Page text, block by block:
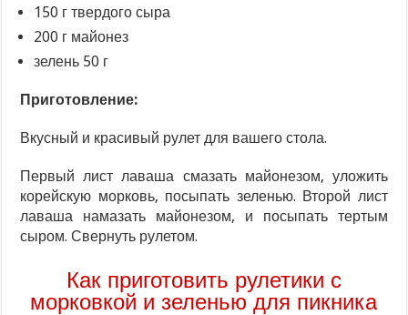
150 г твердого сыра
200 г майонез
зелень 50 г
Приготовление:
Вкусный и красивый рулет для вашего стола.
Первый лист лаваша смазать майонезом, уложить
корейскую морковь, посыпать зеленью. Второй лист
лаваша намазать майонезом, и посыпать тертым
сыром. Свернуть рулетом.
Как приготовить рулетики с
морковкой и зеленью для пикника